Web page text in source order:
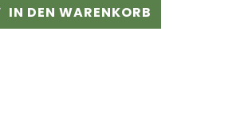
IN DEN WARENKORB